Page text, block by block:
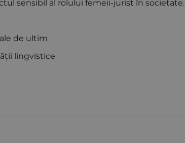
sensibil al rolului femeii-jurist în societate.
de ultim
lingvistice